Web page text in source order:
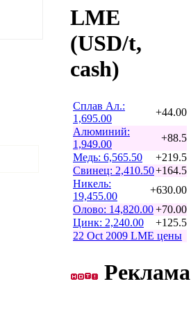
LME
(USD/t,
cash)
Сплав Ал.:
1,695.00
+44.00
Алюминий:
1,949.00
+88.5
Медь: 6,565.50
+219.5
Свинец: 2,410.50+164.5
Никель:
19,455.00
+630.00
Олово: 14,820.00+70.00
Цинк: 2,240.00
+125.5
22 Oct 2009 LME цены
Реклама